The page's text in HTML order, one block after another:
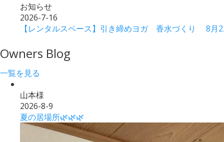
お知らせ
2026-7-16
【レンタルスペース】引き締めヨガ 香水づくり 8月
Owners Blog
一覧を見る
山本様
2026-8-9
夏の居場所🌿🌿🌿